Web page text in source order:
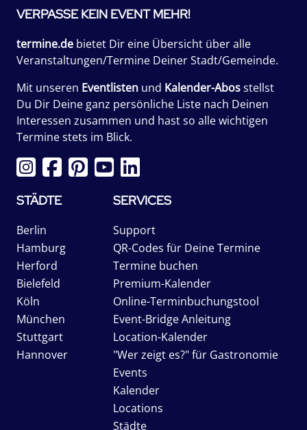
VERPASSE KEIN EVENT MEHR!
termine.de bietet Dir eine Übersicht über alle
Veranstaltungen/Termine Deiner Stadt/Gemeinde.
Mit unseren Eventlisten und Kalender-Abosstellst
Du Dir Deine ganz persönliche Liste nach Deinen
Interessen zusammen und hast so alle wichtigen
Termine stets im Blick.
STÄDTE
Berlin
Hamburg
Herford
Bielefeld
Köln
München
Stuttgart
Hannover
SERVICES
Support
QR-Codes für Deine Termine
Termine buchen
Premium-Kalender
Online-Terminbuchungstool
Event-Bridge Anleitung
Location-Kalender
"Wer zeigt es?" für Gastronomie
Events
Kalender
Locations
Städte